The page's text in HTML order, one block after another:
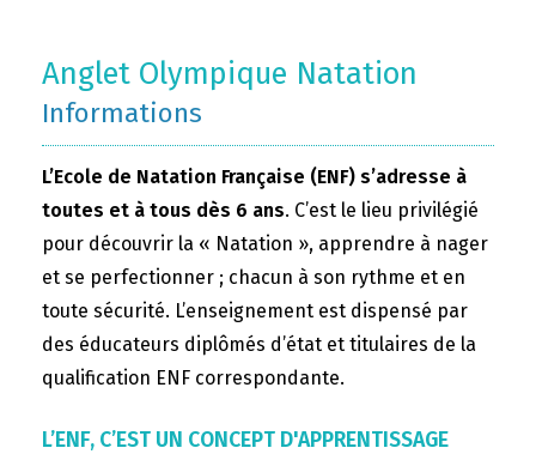
Anglet Olympique Natation
Informations
L’Ecole de Natation Française (ENF) s’adresse à
toutes et à tous dès 6 ans. C’est le lieu privilégié
pour découvrir la « Natation », apprendre à nager
et se perfectionner ; chacun à son rythme et en
toute sécurité. L’enseignement est dispensé par
des éducateurs diplômés d’état et titulaires de la
qualification ENF correspondante.
L’ENF, C’EST UN CONCEPT D'APPRENTISSAGE